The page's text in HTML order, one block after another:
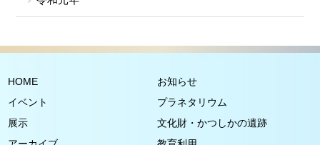
HOME
お知らせ
イベント
プラネタリウム
展示
文化財・かつしかの遺跡